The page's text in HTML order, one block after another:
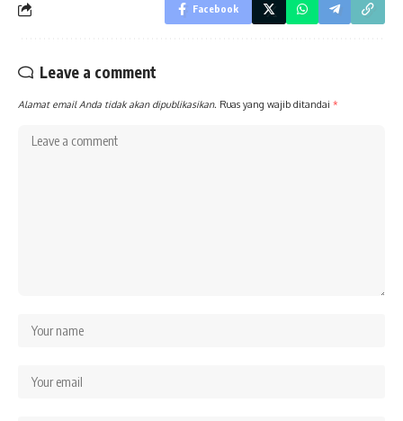
Facebook
Leave a comment
Alamat email Anda tidak akan dipublikasikan. Ruas yang wajib ditandai *